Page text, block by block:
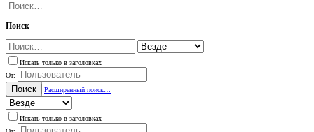
Поиск
Искать только в заголовках
От:
Поиск Расширенный поиск…
Искать только в заголовках